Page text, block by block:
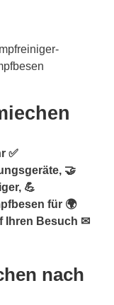
✅
🤝
💪
für 🌍
Ihren Besuch ✉
nach